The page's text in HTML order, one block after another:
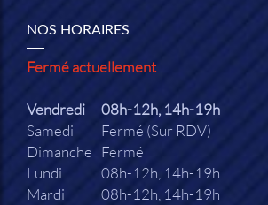
NOS HORAIRES
Fermé actuellement
Vendredi
08h-12h, 14h-19h
Samedi
Fermé (Sur RDV)
Dimanche Fermé
Lundi
08h-12h, 14h-19h
Mardi
08h-12h, 14h-19h